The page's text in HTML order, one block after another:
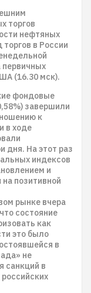
торгов
нефтяных
в России
первичных
(16.30 мск).
фондовые
завершили
к
в ходе
дня. На этот раз
индексов
и
позитивной
рынке вчера
состояние
как
это было
в
не
санкций в